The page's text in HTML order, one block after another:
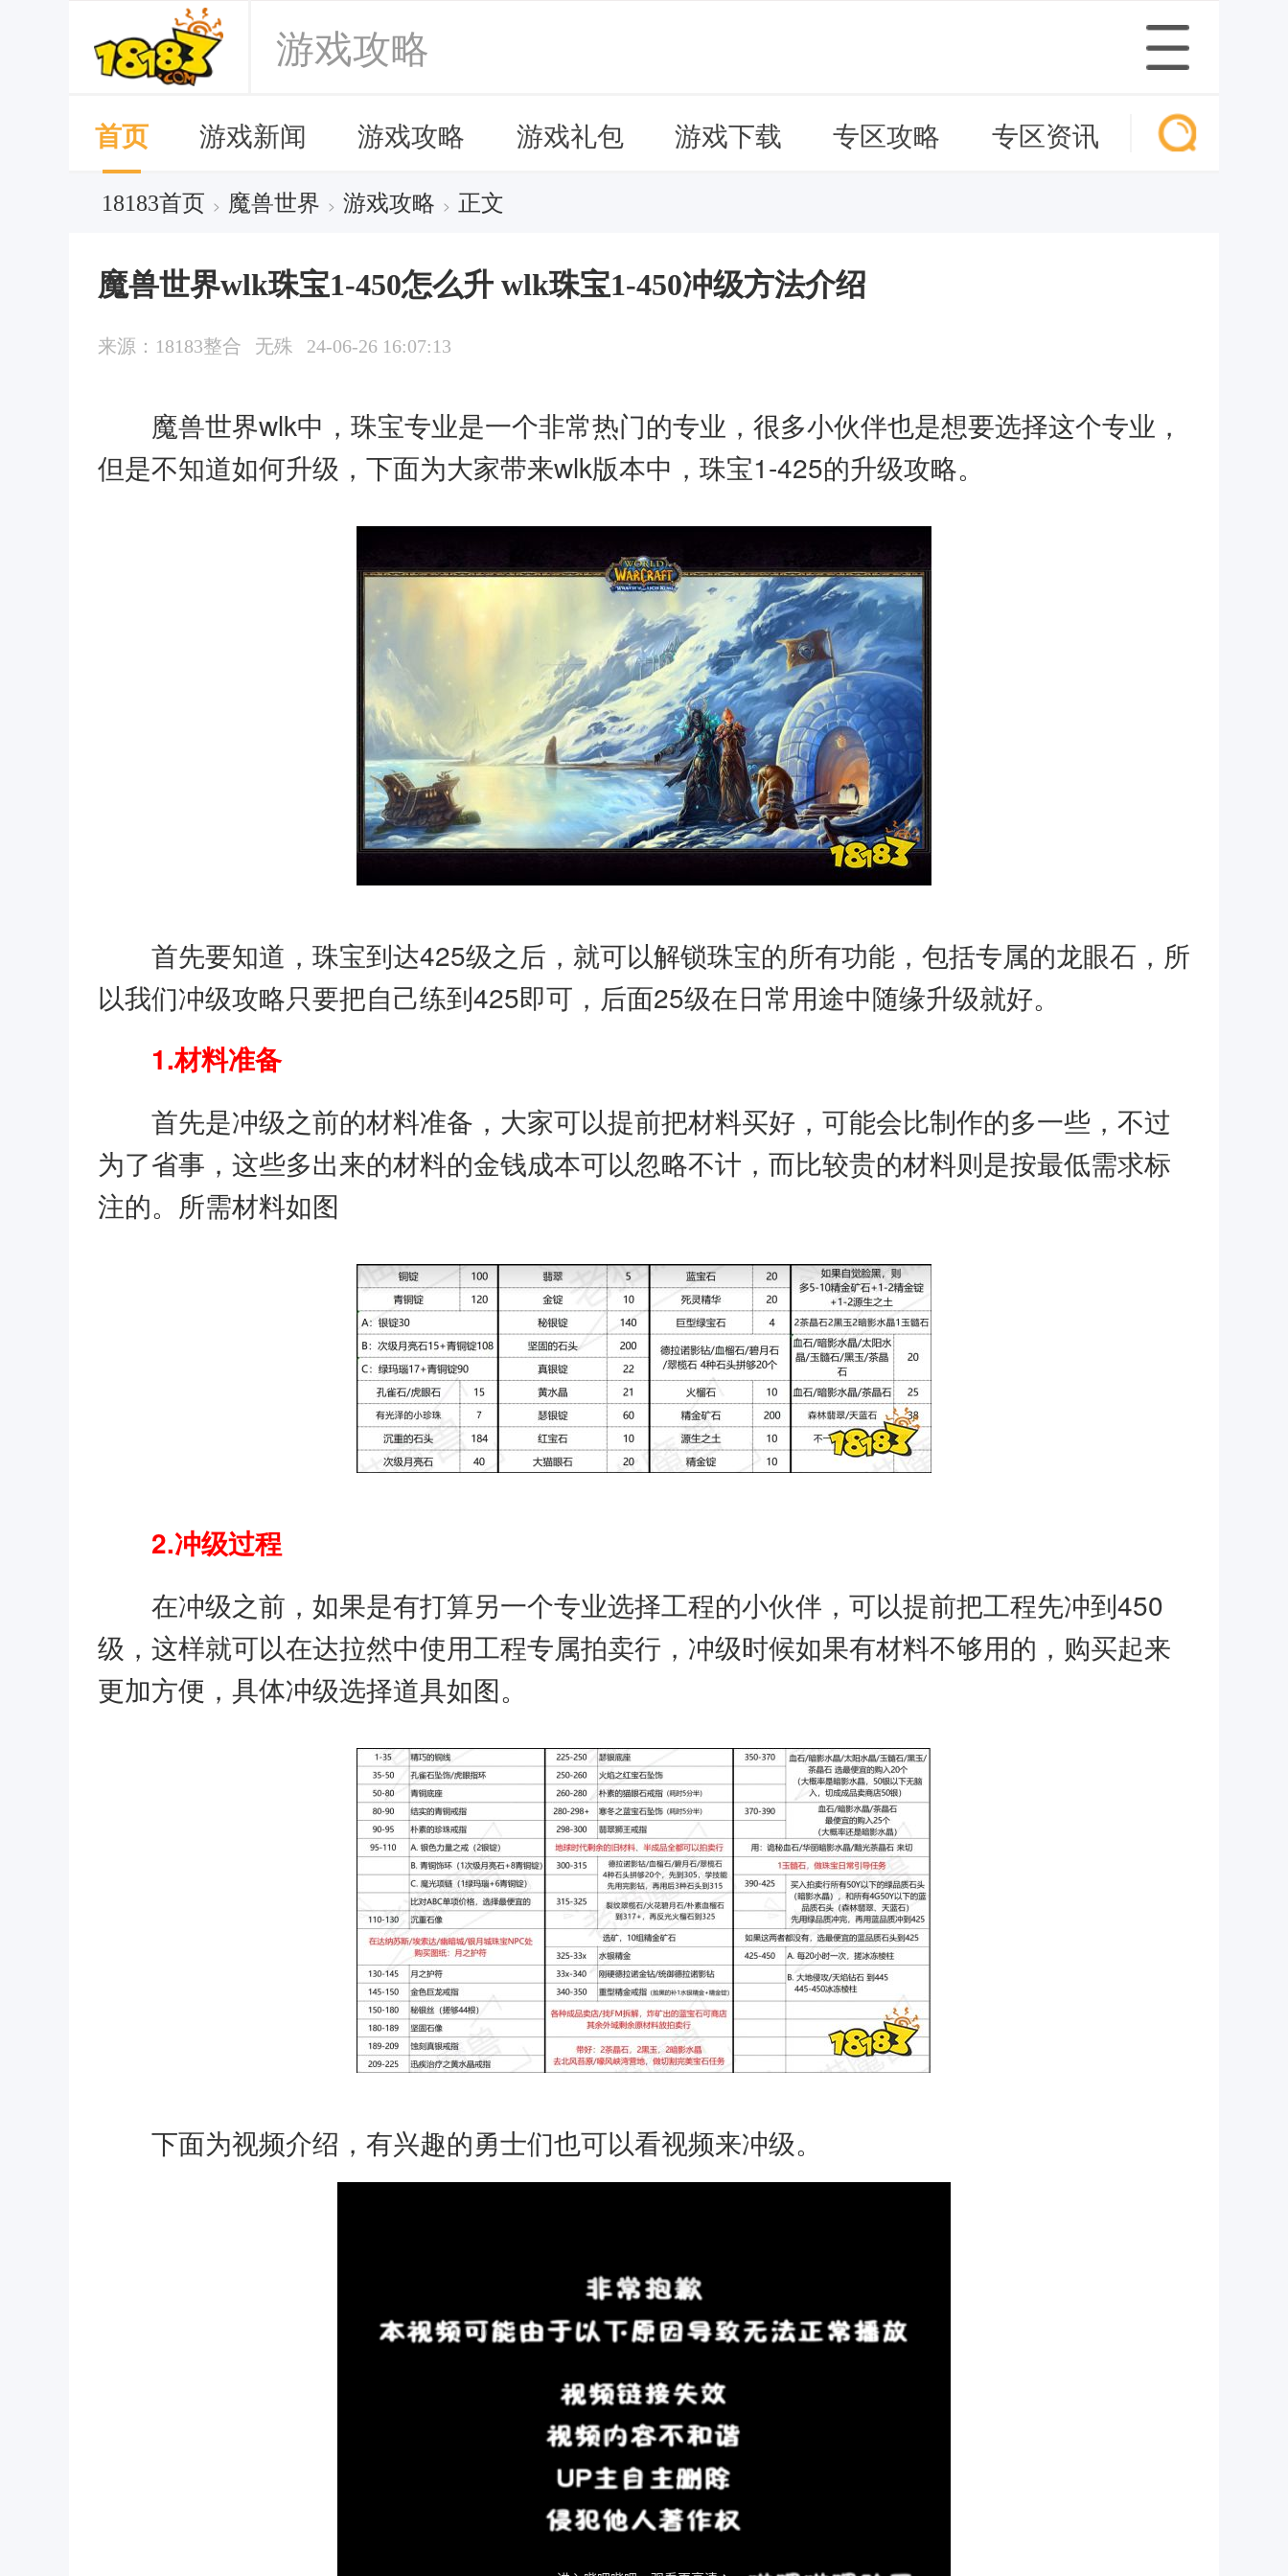
游戏攻略
首页 游戏新闻 游戏攻略 游戏礼包 游戏下载 专区攻略 专区资讯
18183首页 > 魔兽世界 > 游戏攻略 > 正文
魔兽世界wlk珠宝1-450怎么升 wlk珠宝1-450冲级方法介绍
来源：18183整合 无殊 24-06-26 16:07:13
魔兽世界wlk中，珠宝专业是一个非常热门的专业，很多小伙伴也是想要选择这个专业，
但是不知道如何升级，下面为大家带来wlk版本中，珠宝1-425的升级攻略。
首先要知道，珠宝到达425级之后，就可以解锁珠宝的所有功能，包括专属的龙眼石，所
以我们冲级攻略只要把自己练到425即可，后面25级在日常用途中随缘升级就好。
1.材料准备
首先是冲级之前的材料准备，大家可以提前把材料买好，可能会比制作的多一些，不过
为了省事，这些多出来的材料的金钱成本可以忽略不计，而比较贵的材料则是按最低需求标
注的。所需材料如图
2.冲级过程
在冲级之前，如果是有打算另一个专业选择工程的小伙伴，可以提前把工程先冲到450
级，这样就可以在达拉然中使用工程专属拍卖行，冲级时候如果有材料不够用的，购买起来
更加方便，具体冲级选择道具如图。
下面为视频介绍，有兴趣的勇士们也可以看视频来冲级。